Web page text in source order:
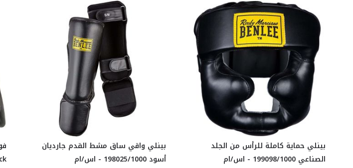
بينلي حماية كاملة للرأس من الجلد
الصناعي 199098/1000 - اس/ام
بينلي واقي ساق مشط القدم جارديان
أسود 198025/1000 - اس/ام